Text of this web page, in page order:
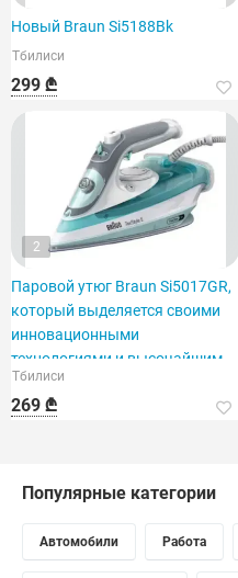
Новый Braun Si5188Bk
Тбилиси
299 ₾
2
Паровой утюг Braun Si5017GR,
который выделяется своими
инновационными
технологиями и высочайшим
качеством.
Тбилиси
269 ₾
Популярные категории
Автомобили Работа